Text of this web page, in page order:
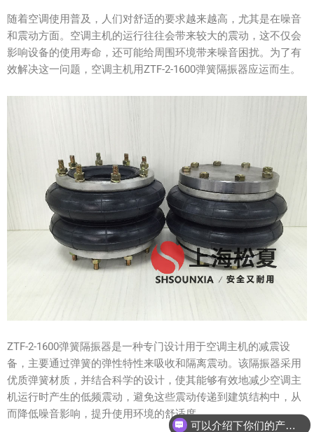
随着空调使用普及，人们对舒适的要求越来越高，尤其是在噪音
和震动方面。空调主机的运行往往会带来较大的震动，这不仅会
影响设备的使用寿命，还可能给周围环境带来噪音困扰。为了有
效解决这一问题，空调主机用ZTF-2-1600弹簧隔振器应运而生。
ZTF-2-1600弹簧隔振器是一种专门设计用于空调主机的减震设
备，主要通过弹簧的弹性特性来吸收和隔离震动。该隔振器采用
优质弹簧材质，并结合科学的设计，使其能够有效地减少空调主
机运行时产生的低频震动，避免这些震动传递到建筑结构中，从
而降低噪音影响，提升使用环境的舒适度。
可以介绍下你们的产品么？